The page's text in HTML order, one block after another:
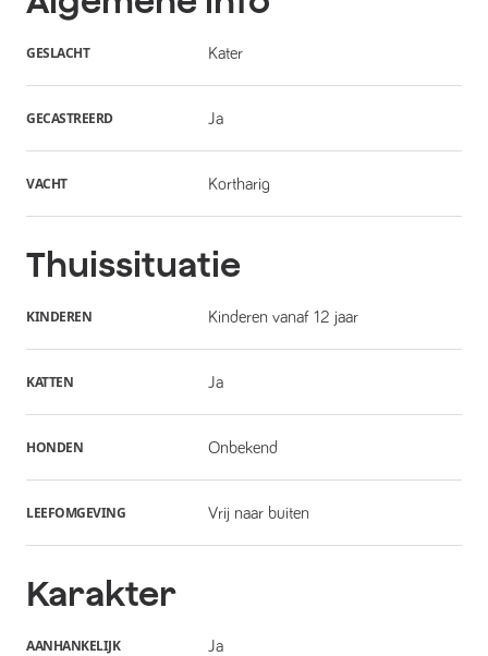
GESLACHT Kater
GECASTREERD Ja
VACHT Kortharig
Thuissituatie
KINDEREN Kinderen vanaf 12 jaar
KATTEN Ja
HONDEN Onbekend
LEEFOMGEVING Vrij naar buiten
Karakter
AANHANKELIJK Ja